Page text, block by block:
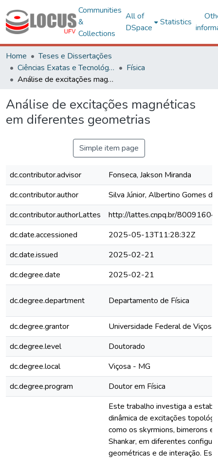
Communities
&
Collections
All of
DSpace
Statistics
Home
Teses e Dissertações
Ciências Exatas e Tecnológicas
Física
Análise de excitações magnéticas em diferentes geometrias
Análise de excitações magnéticas
em diferentes geometrias
Simple item page
dc.contributor.advisor
Fonseca, Jakson Miranda
dc.contributor.author
Silva Júnior, Albertino Gomes da
dc.contributor.authorLattes
http://lattes.cnpq.br/
dc.date.accessioned
2025-05-13T11:28:32Z
dc.date.issued
2025-02-21
dc.degree.date
2025-02-21
dc.degree.department Departamento de Física
dc.degree.grantor
Universidade Federal de Viçosa
dc.degree.level
Doutorado
dc.degree.local
Viçosa - MG
dc.degree.program
Doutor em Física
Este trabalho investiga a
dinâmica de excitações
como os skyrmions, bimerons e
Shankar, em diferentes
geométricas e de interação.